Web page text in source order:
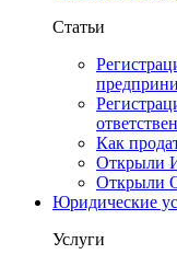
Статьи
Как
Открыли
Открыли
Юридические
Услуги